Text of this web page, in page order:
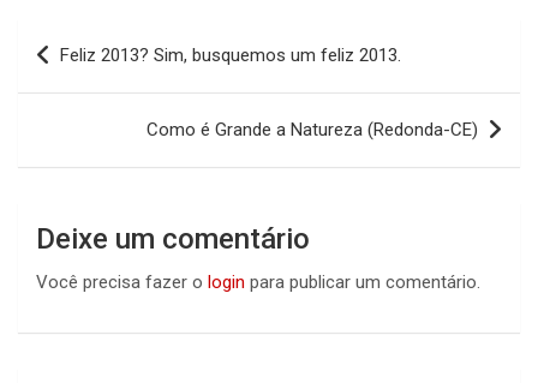
Navegação
de
Feliz 2013? Sim, busquemos um feliz 2013.
Como é Grande a Natureza (Redonda-CE)
Deixe um comentário
Você precisa fazer o login para publicar um comentário.